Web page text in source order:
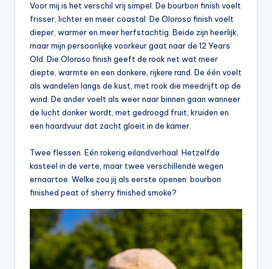
Voor mij is het verschil vrij simpel. De bourbon finish voelt
frisser, lichter en meer coastal. De Oloroso finish voelt
dieper, warmer en meer herfstachtig. Beide zijn heerlijk,
maar mijn persoonlijke voorkeur gaat naar de 12 Years
Old. Die Oloroso finish geeft de rook net wat meer
diepte, warmte en een donkere, rijkere rand. De één voelt
als wandelen langs de kust, met rook die meedrijft op de
wind. De ander voelt als weer naar binnen gaan wanneer
de lucht donker wordt, met gedroogd fruit, kruiden en
een haardvuur dat zacht gloeit in de kamer.
Twee flessen. Eén rokerig eilandverhaal. Hetzelfde
kasteel in de verte, maar twee verschillende wegen
ernaartoe. Welke zou jij als eerste openen: bourbon
finished peat of sherry finished smoke?